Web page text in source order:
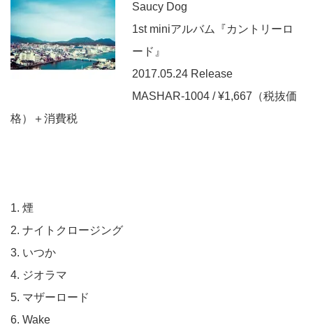
Saucy Dog
1st miniアルバム『カントリーロ
ード』
2017.05.24 Release
MASHAR-1004 / ¥1,667（税抜価
格）＋消費税
1. 煙
2. ナイトクロージング
3. いつか
4. ジオラマ
5. マザーロード
6. Wake